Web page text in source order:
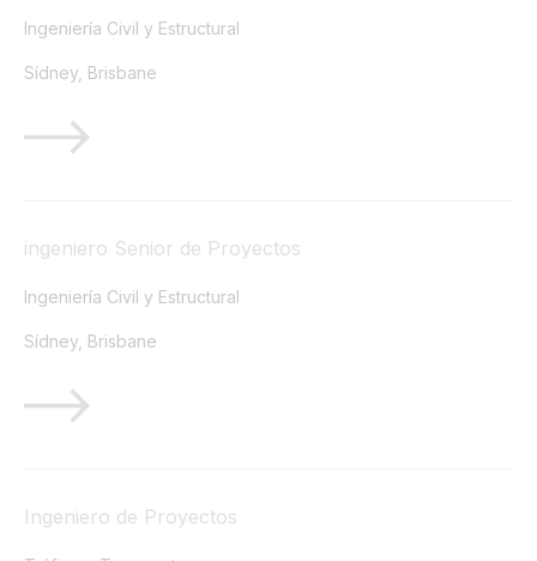
Ingeniería Civil y Estructural
Sídney, Brisbane
ingeniero Senior de Proyectos
Ingeniería Civil y Estructural
Sídney, Brisbane
Ingeniero de Proyectos